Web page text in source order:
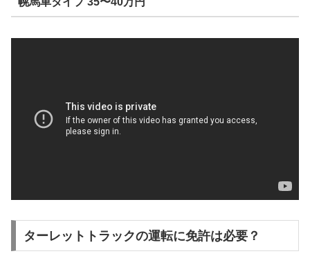
ターレットトラックの運転に免許は必要？